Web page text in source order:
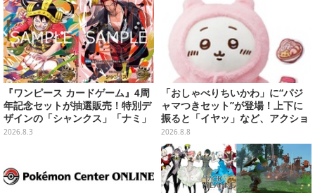
『ワンピース カードゲーム』4周
年記念セットが抽選販売！特別デ
ザインの「シャンクス」「ナミ」
など9枚のプロモカードを収録
2026.8.3
「おしゃべりちいかわ」に“パジ
ャマつきセット”が登場！上下に
振ると「イヤッ」など、アクショ
ンに応じて喋ってくれる
2026.8.8